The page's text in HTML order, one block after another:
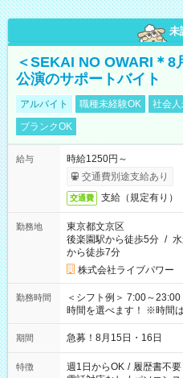
未
＜SEKAI NO OWARI＊8
公演のサポートバイト
アルバイト 職種未経験OK 社会
ブランクOK
給与
時給1250円～
交通費別途支給あり
交通費 支給（規定有り）
勤務地
東京都文京区
後楽園駅から徒歩5分 /
から徒歩7分
株式会社ライブパワー
勤務時間
＜シフト例＞ 7:00～23:00 13:30～22:00
時間を選べます！ ※時間
期間 急募！8月15日・16日
特徴 週1日からOK / 履歴書不要